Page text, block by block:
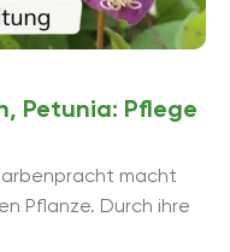
Petunia: Pflege
macht
Pflanze. Durch ihre